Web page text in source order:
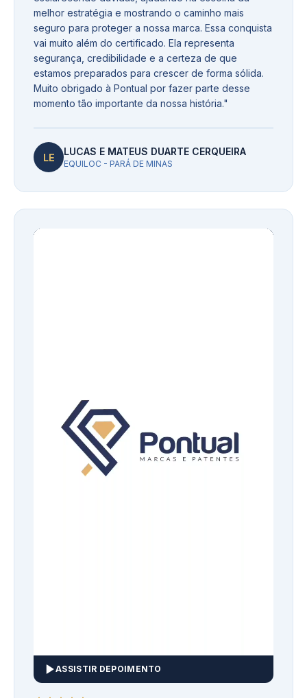
melhor estratégia e mostrando o caminho mais
seguro para proteger a nossa marca. Essa conquista
vai muito além do certificado. Ela representa
segurança, credibilidade e a certeza de que
estamos preparados para crescer de forma sólida.
Muito obrigado à Pontual por fazer parte desse
momento tão importante da nossa história."
LE LUCAS E MATEUS DUARTE CERQUEIRA
EQUILOC - PARÁ DE MINAS
ASSISTIR DEPOIMENTO